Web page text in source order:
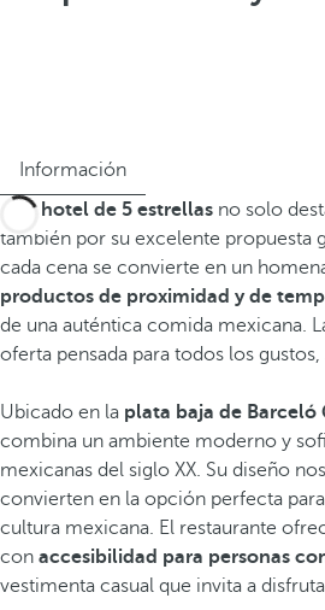
Información
Este hotel de 5 estrellas no solo
también por su excelente propuesta
cada cena se convierte en un
productos de proximidad y de
de una auténtica comida mexicana.
oferta pensada para todos los
Ubicado en la plata baja de Barceló
combina un ambiente moderno y
mexicanas del siglo XX. Su diseño
convierten en la opción perfecta
cultura mexicana. El restaurante
con accesibilidad para personas
vestimenta casual que invita a